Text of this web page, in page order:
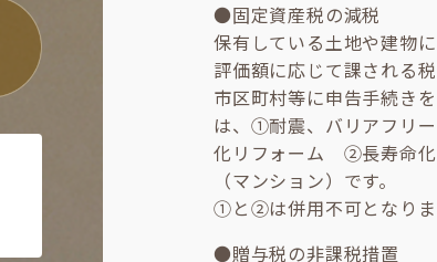
●固定資産税の減税
保有している土地や建物
評価額に応じて課される税
市区町村等に申告手続き
は、①耐震、バリアフリ
化リフォーム ②長寿命化
（マンション）です。
①と②は併用不可となりま
●贈与税の非課税措置